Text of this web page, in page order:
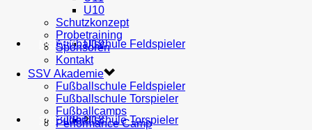
AH U19
U18
Fußballschule Feldspieler
Fußballschule Torspieler
MEDIEN
Bilder
SHOP
U10
Schutzkonzept
Probetraining
Sponsoren
Kontakt
SSV Akademie
Fußballschule Feldspieler
Fußballschule Torspieler
Fußballcamps
Performance Camp